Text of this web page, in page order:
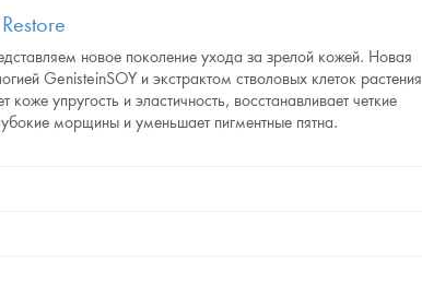
новое поколение ухода за зрелой кожей. Новая
GenisteinSOY и экстрактом стволовых клеток растения
упругость и эластичность, восстанавливает четкие
морщины и уменьшает пигментные пятна.